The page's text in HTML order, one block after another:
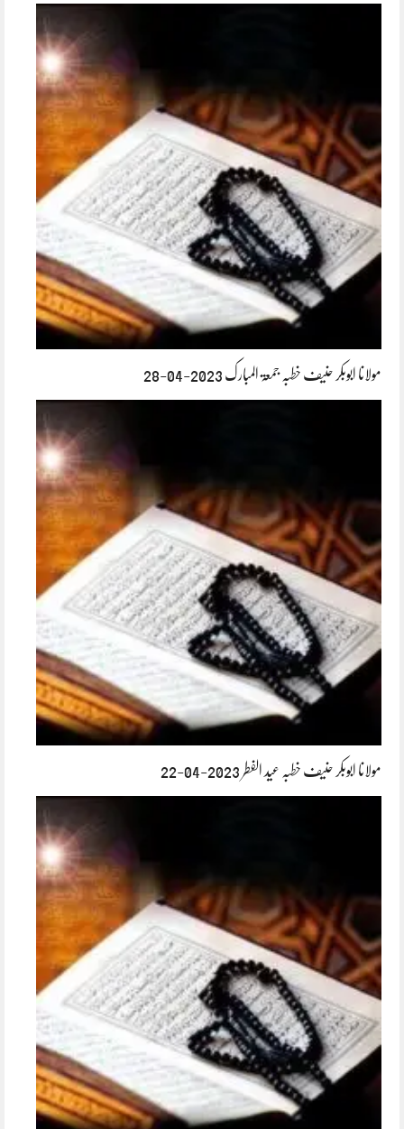
مولانا ابوبکر حنیف خطبہ جمعۃ المبارک 2023-04-28
مولانا ابوبکر حنیف خطبہ عید الفطر 2023-04-22